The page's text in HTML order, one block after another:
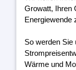
Growatt, Ihren
Energiewende
So werden Sie
Wärme und